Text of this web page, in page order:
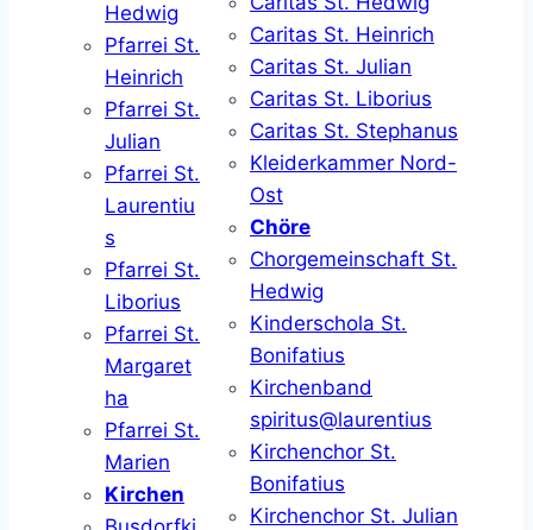
Hedwig
Pfarrei St.
Heinrich
Pfarrei St.
Julian
Pfarrei St.
Laurentiu
s
Pfarrei St.
Liborius
Pfarrei St.
Margaret
ha
Pfarrei St.
Marien
Kirchen
Caritas St. Heinrich
Caritas St. Julian
Caritas St. Liborius
Caritas St. Stephanus
Kleiderkammer Nord-
Ost
Chöre
Chorgemeinschaft St.
Hedwig
Kinderschola St.
Bonifatius
Kirchenband
spiritus@laurentius
Kirchenchor St.
Bonifatius
Kirchenchor St. Julian